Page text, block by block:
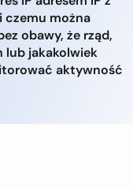
czemu można
obawy, że rząd,
lub jakakolwiek
aktywność